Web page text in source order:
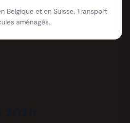
Belgique et en Suisse. Transport
aménagés.